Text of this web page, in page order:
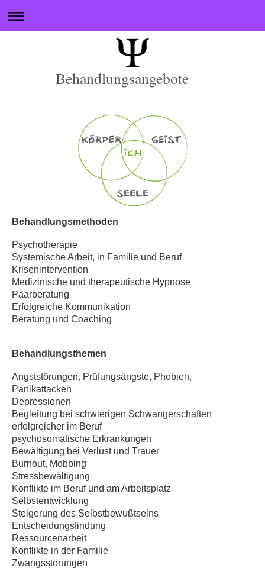
Behandlungsangebote
Behandlungsmethoden
Psychotherapie
Systemische Arbeit, in Familie und Beruf
Krisenintervention
Medizinische und therapeutische Hypnose
Paarberatung
Erfolgreiche Kommunikation
Beratung und Coaching
Behandlungsthemen
Angststörungen, Prüfungsängste, Phobien,
Panikattacken
Depressionen
Begleitung bei schwierigen Schwangerschaften
erfolgreicher im Beruf
psychosomatische Erkrankungen
Bewältigung bei Verlust und Trauer
Burnout, Mobbing
Stressbewältigung
Konflikte im Beruf und am Arbeitsplatz
Selbstentwicklung
Steigerung des Selbstbewußtseins
Entscheidungsfindung
Ressourcenarbeit
Konflikte in der Familie
Zwangsstörungen